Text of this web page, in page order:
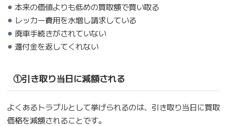
本来の価値よりも低めの買取額で買い取る
レッカー費用を水増し請求している
廃車手続きがされていない
還付金を返してくれない
①引き取り当日に減額される
よくあるトラブルとして挙げられるのは、引き取り当日に買取
価格を減額されることです。